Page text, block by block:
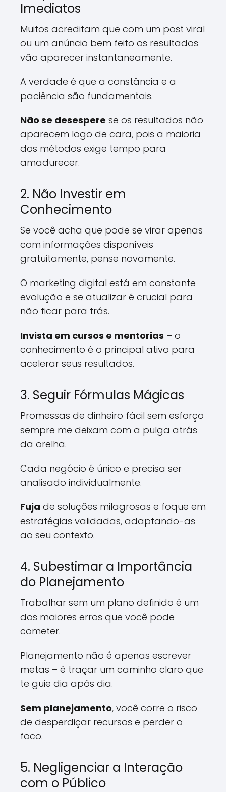
Imediatos
Muitos acreditam que com um post viral
ou um anúncio bem feito os resultados
vão aparecer instantaneamente.
A verdade é que a constância e a
paciência são fundamentais.
Não se desespere se os resultados não
aparecem logo de cara, pois a maioria
dos métodos exige tempo para
amadurecer.
2. Não Investir em
Conhecimento
Se você acha que pode se virar apenas
com informações disponíveis
gratuitamente, pense novamente.
O marketing digital está em constante
evolução e se atualizar é crucial para
não ficar para trás.
Invista em cursos e mentorias – o
conhecimento é o principal ativo para
acelerar seus resultados.
3. Seguir Fórmulas Mágicas
Promessas de dinheiro fácil sem esforço
sempre me deixam com a pulga atrás
da orelha.
Cada negócio é único e precisa ser
analisado individualmente.
Fuja de soluções milagrosas e foque em
estratégias validadas, adaptando-as
ao seu contexto.
4. Subestimar a Importância
do Planejamento
Trabalhar sem um plano definido é um
dos maiores erros que você pode
cometer.
Planejamento não é apenas escrever
metas – é traçar um caminho claro que
te guie dia após dia.
Sem planejamento, você corre o risco
de desperdiçar recursos e perder o
foco.
5. Negligenciar a Interação
com o Público